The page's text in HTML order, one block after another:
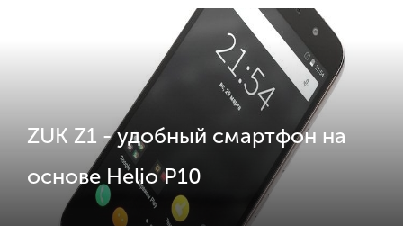
ZUK Z1 - удобный смартфон на
основе Helio P10